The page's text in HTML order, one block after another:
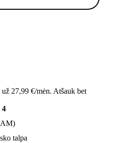
už 27,99 €/mėn. Atšauk bet
4
talpa